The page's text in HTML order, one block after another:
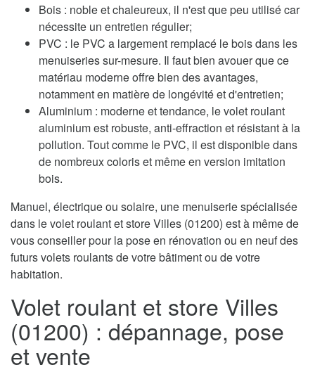
Bois : noble et chaleureux, il n'est que peu utilisé car
nécessite un entretien régulier;
PVC : le PVC a largement remplacé le bois dans les
menuiseries sur-mesure. Il faut bien avouer que ce
matériau moderne offre bien des avantages,
notamment en matière de longévité et d'entretien;
Aluminium : moderne et tendance, le volet roulant
aluminium est robuste, anti-effraction et résistant à la
pollution. Tout comme le PVC, il est disponible dans
de nombreux coloris et même en version imitation
bois.
Manuel, électrique ou solaire, une menuiserie spécialisée
dans le volet roulant et store Villes (01200) est à même de
vous conseiller pour la pose en rénovation ou en neuf des
futurs volets roulants de votre bâtiment ou de votre
habitation.
Volet roulant et store Villes
(01200) : dépannage, pose
et vente